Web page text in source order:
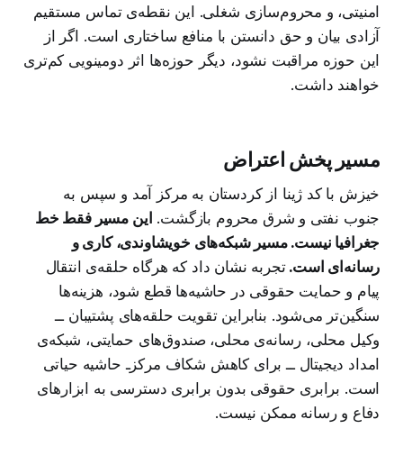
امنیتی، و محروم‌سازی شغلی. این نقطه‌ی تماس مستقیم
آزادی بیان و حق دانستن با منافع ساختاری است. اگر از
این حوزه مراقبت نشود، دیگر حوزه‌ها اثر دومینویی کم‌تری
خواهند داشت.
مسیر پخش اعتراض
خیزش با کد ژینا از کردستان به مرکز آمد و سپس به
جنوب نفتی و شرق محروم بازگشت. این مسیر فقط خط
جغرافیا نیست. مسیر شبکه‌های خویشاوندی، کاری و
رسانه‌ای است.تجربه نشان داد که هرگاه حلقه‌ی انتقال
پیام و حمایت حقوقی در حاشیه‌ها قطع شود، هزینه‌ها
سنگین‌تر می‌شود. بنابراین تقویت حلقه‌های پشتیبان ــ
وکیل محلی، رسانه‌ی محلی، صندوق‌های حمایتی، شبکه‌ی
امداد دیجیتال ــ برای کاهش شکاف مرکزـ حاشیه حیاتی
است. برابری حقوقی بدون برابری دسترسی به ابزارهای
دفاع و رسانه ممکن نیست.